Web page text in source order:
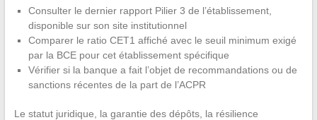
Consulter le dernier rapport Pilier 3 de l’établissement,
disponible sur son site institutionnel
Comparer le ratio CET1 affiché avec le seuil minimum exigé
par la BCE pour cet établissement spécifique
Vérifier si la banque a fait l’objet de recommandations ou de
sanctions récentes de la part de l’ACPR
Le statut juridique, la garantie des dépôts, la résilience